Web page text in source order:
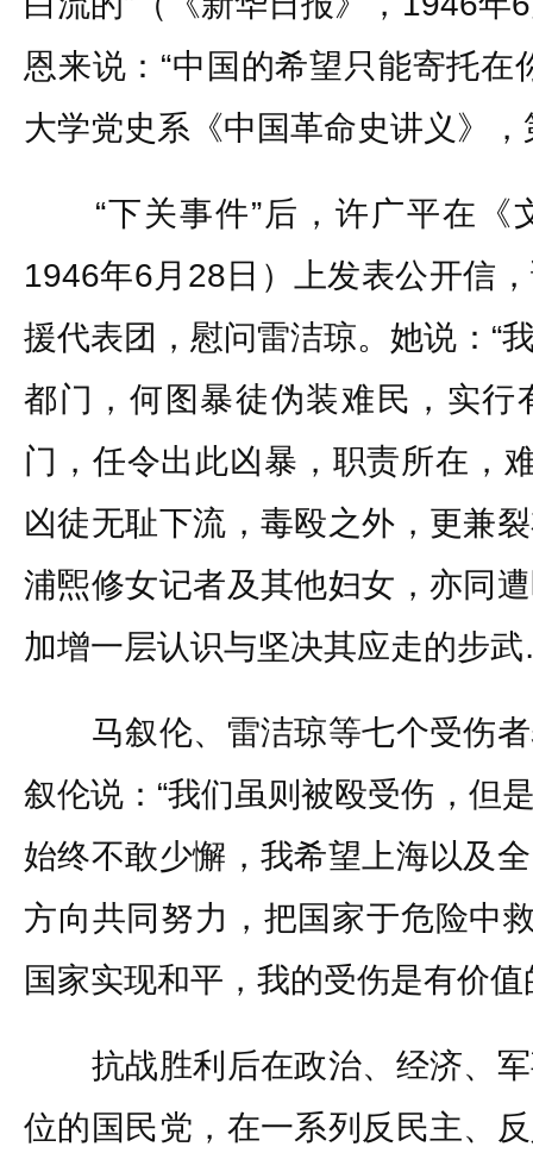
恩来说：“中国的希望只能寄托在
大学党史系《中国革命史讲义》
“下关事件”后，许广平在《
1946年6月28日）上发表公开信
援代表团，慰问雷洁琼。她说：“
都门，何图暴徒伪装难民，实行
门，任令出此凶暴，职责所在，
凶徒无耻下流，毒殴之外，更兼
浦煕修女记者及其他妇女，亦同
加增一层认识与坚决其应走的步
马叙伦、雷洁琼等七个受伤者
叙伦说：“我们虽则被殴受伤，但
始终不敢少懈，我希望上海以及
方向共同努力，把国家于危险中
国家实现和平，我的受伤是有价
抗战胜利后在政治、经济、军
位的国民党，在一系列反民主、